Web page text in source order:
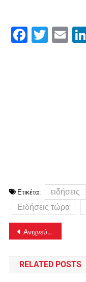
Facebook
Twitter Email
Ετικέτα: ειδήσεις
Ειδήσεις τώρα
Πλοήγηση
άρθρων
Ανιχνεύθηκαν 5 στελέχη με την υποπαραλλαγή Δέλτα plus – Σε ποιες περιοχές εντοπίστηκαν
RELATED POSTS